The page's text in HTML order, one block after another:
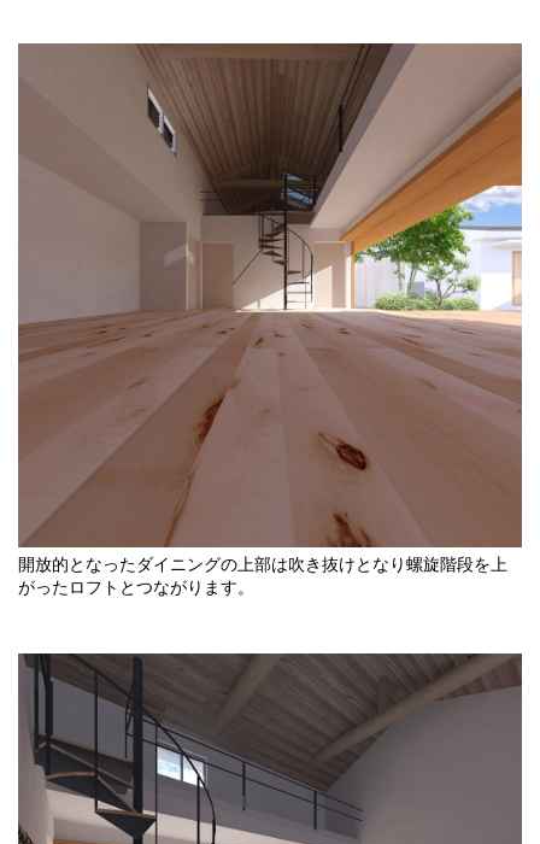
開放的となったダイニングの上部は吹き抜けとなり螺旋階段を上
がったロフトとつながります。